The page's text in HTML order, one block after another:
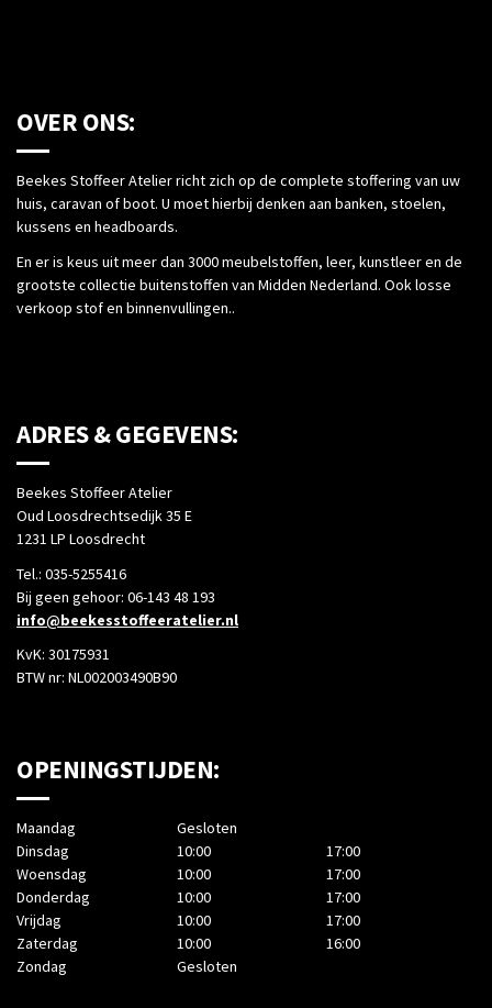
OVER ONS:
Beekes Stoffeer Atelier richt zich op de complete stoffering van uw
huis, caravan of boot. U moet hierbij denken aan banken, stoelen,
kussens en headboards.
En er is keus uit meer dan 3000 meubelstoffen, leer, kunstleer en de
grootste collectie buitenstoffen van Midden Nederland. Ook losse
verkoop stof en binnenvullingen..
ADRES & GEGEVENS:
Beekes Stoffeer Atelier
Oud Loosdrechtsedijk 35 E
1231 LP Loosdrecht
Tel.: 035-5255416
Bij geen gehoor: 06-143 48 193
info@beekesstoffeeratelier.nl
KvK: 30175931
BTW nr: NL002003490B90
OPENINGSTIJDEN:
Maandag
Gesloten
Dinsdag
10:00
17:00
Woensdag
10:00
17:00
Donderdag
10:00
17:00
Vrijdag
10:00
17:00
Zaterdag
10:00
16:00
Zondag
Gesloten